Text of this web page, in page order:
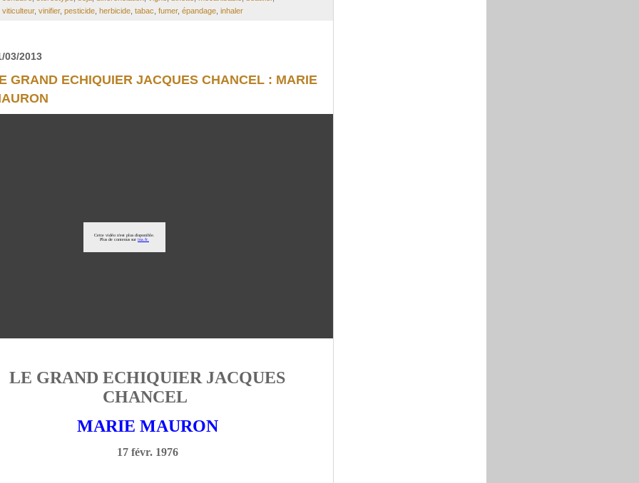
viticulteur, vinifier, pesticide, herbicide, tabac fumer, épandage, inhaler
03/2013
GRAND ECHIQUIER JACQUES CHANCEL : MARIE
LE GRAND ECHIQUIER JACQUES
CHANCEL
MARIE MAURON
17 févr. 1976